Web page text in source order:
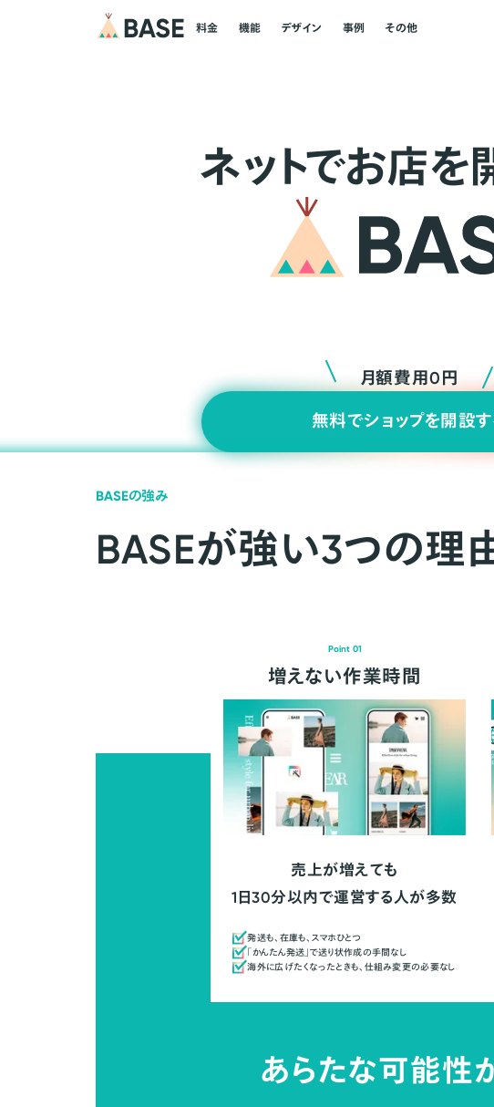
料金 機能 デザイン 事例 その他
ネッ トでお店を
月額費用0円
無料でショップを開設す
BASEの強み
BASEが強い3つの理
Point 01
増えない作業時間
売上が増えても
1日30分以内で運営する人が多数
発送も、在庫も、スマホひとつ
「かんたん発送」で送り状作成の手間なし
海外に広げたくなったときも、仕組み変更の必要なし
あらたな可能性が